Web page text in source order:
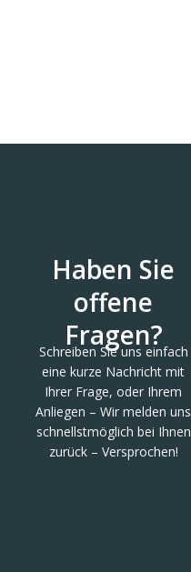
Haben Sie
offene
Fragen?
Schreiben Sie uns einfach
eine kurze Nachricht mit
Ihrer Frage, oder Ihrem
Anliegen – Wir melden uns
schnellstmöglich bei Ihnen
zurück – Versprochen!